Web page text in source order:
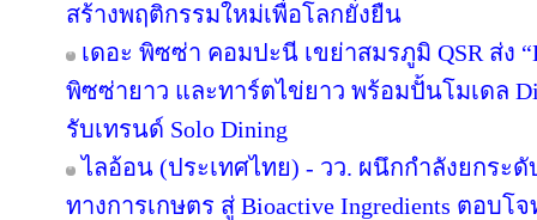
สร้างพฤติกรรมใหม่เพื่อโลกยั่งยืน
เดอะ พิซซ่า คอมปะนี เขย่าสมรภูมิ QSR ส่ง
พิซซ่ายาว และทาร์ตไข่ยาว พร้อมปั้นโมเดล
รับเทรนด์ Solo Dining
ไลอ้อน (ประเทศไทย) - วว. ผนึกกำลังยกระ
ทางการเกษตร สู่ Bioactive Ingredients ตอบโ